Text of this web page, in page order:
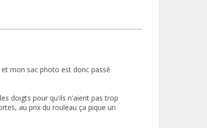
mon sac photo est donc passé
doigts pour qu'ils n'aient pas trop
au prix du rouleau ça pique un